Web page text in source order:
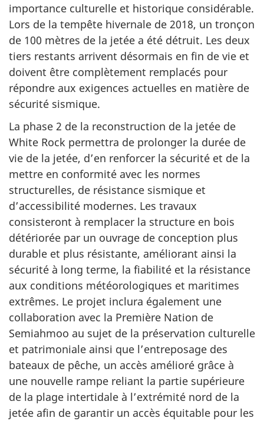
importance culturelle et historique considérable.
Lors de la tempête hivernale de 2018, un tronçon
de 100 mètres de la jetée a été détruit. Les deux
tiers restants arrivent désormais en fin de vie et
doivent être complètement remplacés pour
répondre aux exigences actuelles en matière de
sécurité sismique.
La phase 2 de la reconstruction de la jetée de
White Rock permettra de prolonger la durée de
vie de la jetée, d’en renforcer la sécurité et de la
mettre en conformité avec les normes
structurelles, de résistance sismique et
d’accessibilité modernes. Les travaux
consisteront à remplacer la structure en bois
détériorée par un ouvrage de conception plus
durable et plus résistante, améliorant ainsi la
sécurité à long terme, la fiabilité et la résistance
aux conditions météorologiques et maritimes
extrêmes. Le projet inclura également une
collaboration avec la Première Nation de
Semiahmoo au sujet de la préservation culturelle
et patrimoniale ainsi que l’entreposage des
bateaux de pêche, un accès amélioré grâce à
une nouvelle rampe reliant la partie supérieure
de la plage intertidale à l’extrémité nord de la
jetée afin de garantir un accès équitable pour les